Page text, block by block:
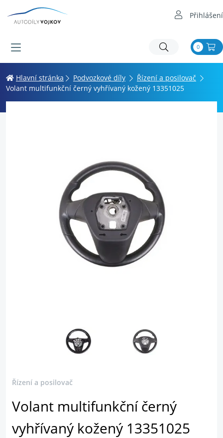
Přihlášení
0
Hlavní stránka Podvozkové díly
Řízení a posilovač
Volant multifunkční černý vyhřívaný kožený 13351025
Řízení a posilovač
Volant multifunkční černý
vyhřívaný kožený 13351025